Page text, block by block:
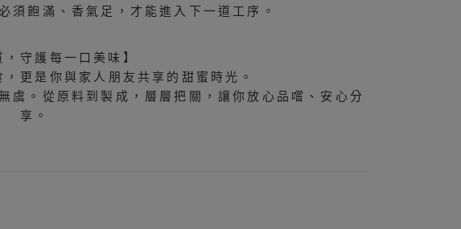
須飽滿、香氣足，才能進入下一道工序。
，守護每一口美味】
更是你與家人朋友共享的甜蜜時光。
虞。從原料到製成，層層把關，讓你放心品嚐、安心分
享。